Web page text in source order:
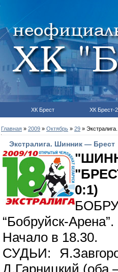
ХК Брест ХК Брест-2
Главная » 2009 » Октябрь » 29 »
Экстралига. Шинник — Брест
0:1)
“Бобруйск-
Начало в 18.30.
СУДЬИ:
Д.Гарницкий (оба